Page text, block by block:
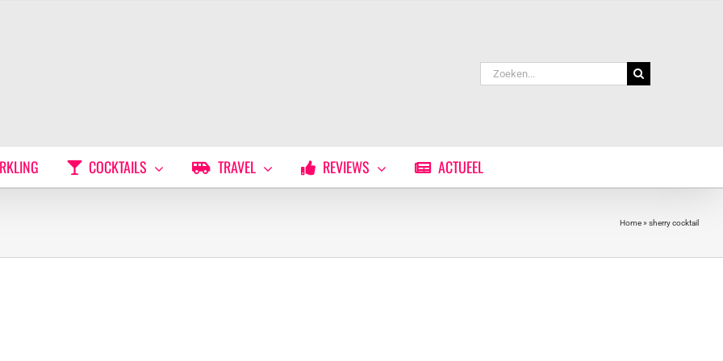
Zoeken
naar:
COCKTAILS TRAVEL REVIEWS ACTUEEL
Home» sherry cocktail